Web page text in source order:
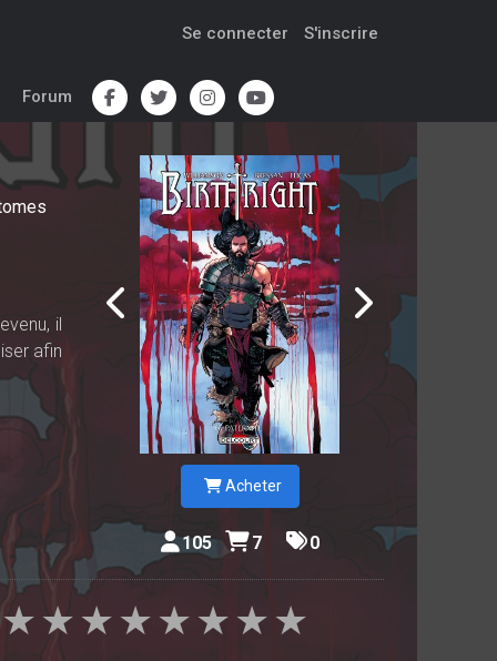
Se connecter S'inscrire
Forum
il
afin
Acheter
105 7 0
★
★
★
★
★
★
★
★